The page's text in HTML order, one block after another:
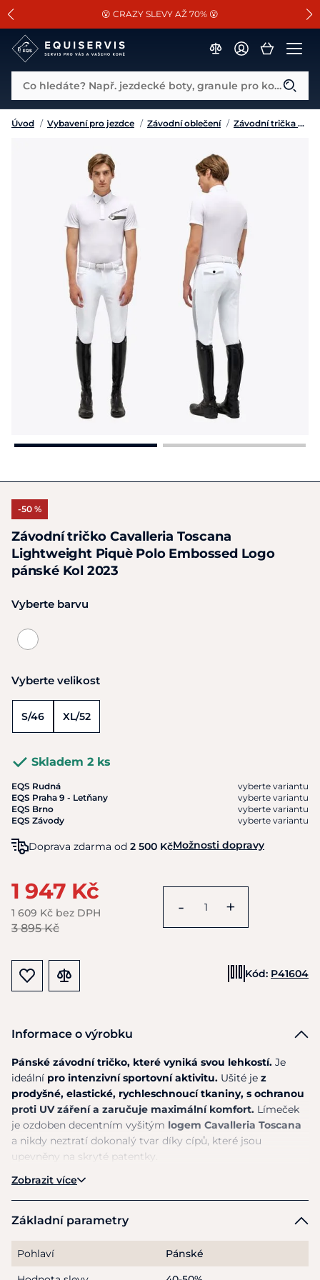
SLEVA 13% na vše od Cassini!
😮 CRAZY SLEVY AŽ 70% 😮
📐Pasování a doplňky k vybraným sedlům ZDARMA 🐴
Co hledáte? Např. jezdecké boty, granule pro koně...
Úvod / Vybavení pro jezdce / Závodní oblečení / Závodní trička a košile
-50 %
Závodní tričko Cavalleria Toscana
Lightweight Piquè Polo Embossed Logo
pánské Kol 2023
Vyberte barvu
Vyberte velikost
S/46 XL/52
Skladem 2 ks
EQS Rudná
vyberte variantu
EQS Praha 9 - Letňany
vyberte variantu
EQS Brno
vyberte variantu
EQS Závody
vyberte variantu
Doprava zdarma od 2 500 KčMožnosti dopravy
1 947 Kč
1 609 Kč bez DPH
3 895 Kč
- +
Kód: P41604
Informace o výrobku
Pánské závodní tričko, které vyniká svou lehkostí. Je
ideální pro intenzivní sportovní aktivitu. Ušité je z
prodyšné, elastické, rychleschnoucí tkaniny, s ochranou
proti UV záření a zaručuje maximální komfort. Límeček
je ozdoben decentním vyšitým logem Cavalleria Toscana
a nikdy neztratí dokonalý tvar díky cípů, které jsou
upevněny na skryté patentky.
Materiál I: 90% polyamid, 10% elastan. Materiál II: 75%
bavlna, 23% polyamid, 2% elastan.
chemicky. Nesušit v sušičce.
Zobrazit více
Základní parametry
Pohlaví
Pánské